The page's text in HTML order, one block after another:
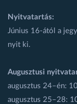
Nyitvatartás:
Június 16-ától a
nyit ki.
Augusztusi
augusztus 24–én:
augusztus 25–28: